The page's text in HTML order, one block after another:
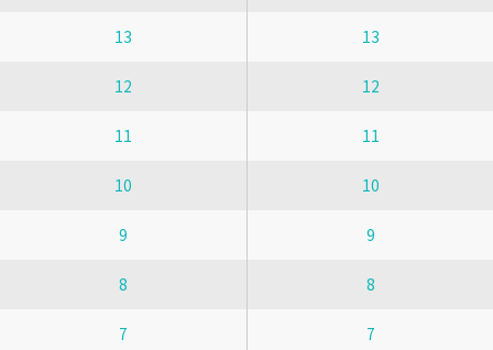
13 13
12 12
11 11
10 10
9 9
8 8
7 7